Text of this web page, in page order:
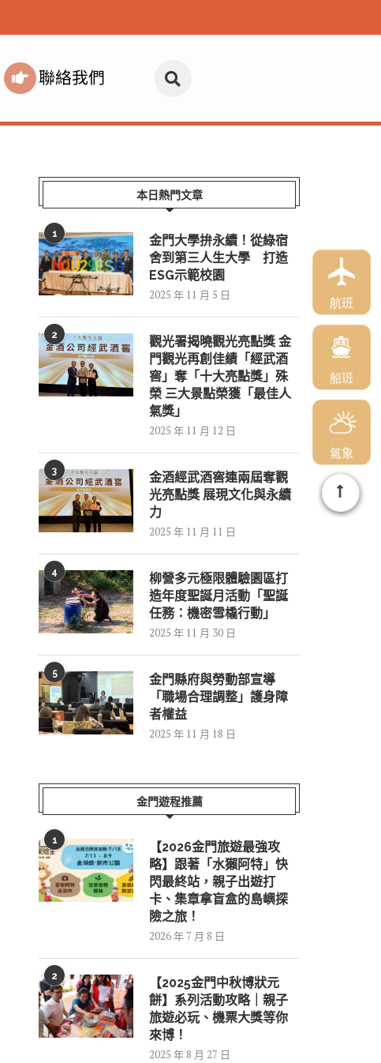
聯絡我們
本日熱門文章
1
金門大學拚永續！從綠宿
舍到第三人生大學 打造
ESG示範校園
2025 年 11 月 5 日
2
觀光署揭曉觀光亮點獎 金
門觀光再創佳績「經武酒
窖」奪「十大亮點獎」殊
榮 三大景點榮獲「最佳人
氣獎」
2025 年 11 月 12 日
3
金酒經武酒窖連兩屆奪觀
光亮點獎 展現文化與永續
力
2025 年 11 月 11 日
4
柳營多元極限體驗園區打
造年度聖誕月活動「聖誕
任務：機密雪橇行動」
2025 年 11 月 30 日
5
金門縣府與勞動部宣導
「職場合理調整」護身障
者權益
2025 年 11 月 18 日
金門遊程推薦
1
【2026金門旅遊最強攻
略】跟著「水獺阿特」快
閃最終站，親子出遊打
卡、集章拿盲盒的島嶼探
險之旅！
2026 年 7 月 8 日
2
【2025金門中秋博狀元
餅】系列活動攻略｜親子
旅遊必玩、機票大獎等你
來博！
2025 年 8 月 27 日
航班
船班
氣象